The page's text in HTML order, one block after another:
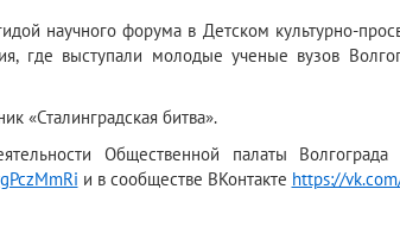
научного форума в Детском культурно-
где выступали молодые ученые вузов
«Сталинградская битва».
Общественной палаты
и в сообществе ВКонтакте https://